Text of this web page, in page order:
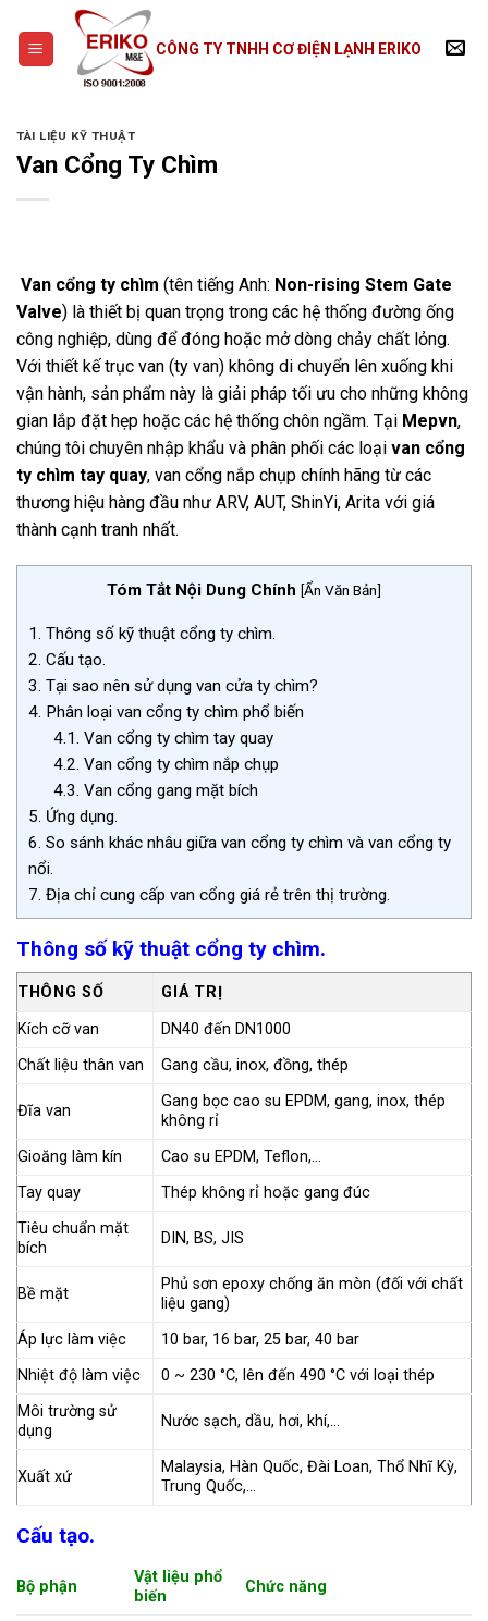
content
CÔNG TY TNHH CƠ ĐIỆN LẠNH ERIKO
TÀI LIỆU KỸ THUẬT
Van Cổng Ty Chìm
Van cổng ty chìm (tên tiếng Anh: Non-rising Stem Gate
Valve) là thiết bị quan trọng trong các hệ thống đường ống
công nghiệp, dùng để đóng hoặc mở dòng chảy chất lỏng.
Với thiết kế trục van (ty van) không di chuyển lên xuống khi
vận hành, sản phẩm này là giải pháp tối ưu cho những không
gian lắp đặt hẹp hoặc các hệ thống chôn ngầm. Tại Mepvn,
chúng tôi chuyên nhập khẩu và phân phối các loại van cổng
ty chìm tay quay, van cổng nắp chụp chính hãng từ các
thương hiệu hàng đầu như ARV, AUT, ShinYi, Arita với giá
thành cạnh tranh nhất.
Tóm Tắt Nội Dung Chính [Ẩn Văn Bản]
1. Thông số kỹ thuật cổng ty chìm.
2. Cấu tạo.
3. Tại sao nên sử dụng van cửa ty chìm?
4. Phân loại van cổng ty chìm phổ biến
4.1. Van cổng ty chìm tay quay
4.2. Van cổng ty chìm nắp chụp
4.3. Van cổng gang mặt bích
5. Ứng dụng.
6. So sánh khác nhâu giữa van cổng ty chìm và van cổng ty
nổi.
7. Địa chỉ cung cấp van cổng giá rẻ trên thị trường.
Thông số kỹ thuật cổng ty chìm.
THÔNG SỐ
GIÁ TRỊ
Kích cỡ van
DN40 đến DN1000
Chất liệu thân van
Gang cầu, inox, đồng, thép
Đĩa van
Gang bọc cao su EPDM, gang, inox, thép
không rỉ
Gioăng làm kín
Cao su EPDM, Teflon,…
Tay quay
Thép không rỉ hoặc gang đúc
Tiêu chuẩn mặt
bích
DIN, BS, JIS
Bề mặt
Phủ sơn epoxy chống ăn mòn (đối với chất
liệu gang)
Áp lực làm việc
10 bar, 16 bar, 25 bar, 40 bar
Nhiệt độ làm việc
0 ~ 230 °C, lên đến 490 °C với loại thép
Môi trường sử
dụng
Nước sạch, dầu, hơi, khí,…
Xuất xứ
Malaysia, Hàn Quốc, Đài Loan, Thổ Nhĩ Kỳ,
Trung Quốc,…
Cấu tạo.
Bộ phận
Vật liệu phổ
biến
Chức năng